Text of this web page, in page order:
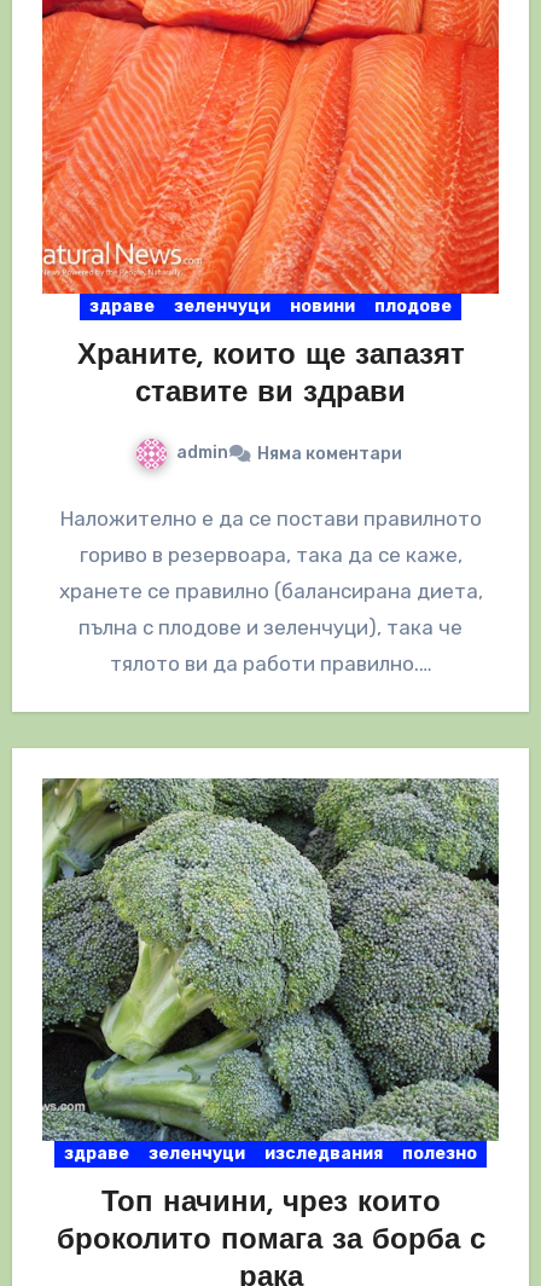
здраве зеленчуци новини плодове
Храните, които ще запазят
ставите ви здрави
admin Няма коментари
Наложително е да се постави правилното
гориво в резервоара, така да се каже,
хранете се правилно (балансирана диета,
пълна с плодове и зеленчуци), така че
тялото ви да работи правилно.…
здраве зеленчуци изследвания полезно
Топ начини, чрез които
броколито помага за борба с
рака